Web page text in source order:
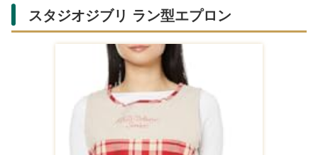
スタジオジブリ ラン型エプロン